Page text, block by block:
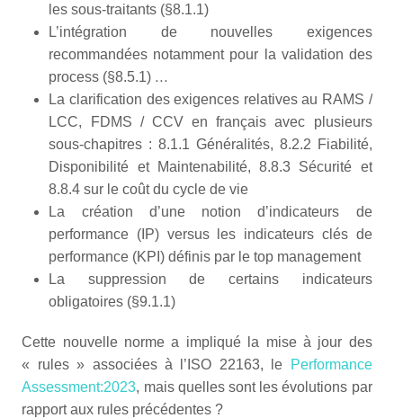
les sous-traitants (§8.1.1)
L’intégration de nouvelles exigences
recommandées notamment pour la validation des
process (§8.5.1) …
La clarification des exigences relatives au RAMS /
LCC, FDMS / CCV en français avec plusieurs
sous-chapitres : 8.1.1 Généralités, 8.2.2 Fiabilité,
Disponibilité et Maintenabilité, 8.8.3 Sécurité et
8.8.4 sur le coût du cycle de vie
La création d’une notion d’indicateurs de
performance (IP) versus les indicateurs clés de
performance (KPI) définis par le top management
La suppression de certains indicateurs
obligatoires (§9.1.1)
Cette nouvelle norme a impliqué la mise à jour des
« rules » associées à l’ISO 22163, le
Performance
Assessment:2023, mais quelles sont les évolutions par
rapport aux rules précédentes ?